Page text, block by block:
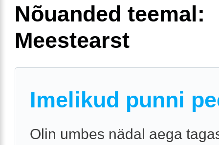
Nõuanded teemal:
Meestearst
Imelikud punni
Olin umbes nädal aega